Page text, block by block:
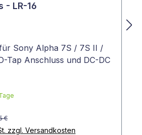
- LR-16
Sony Alpha 7S / 7S II /
Tap Anschluss und DC-DC
€
zzgl. Versandkosten